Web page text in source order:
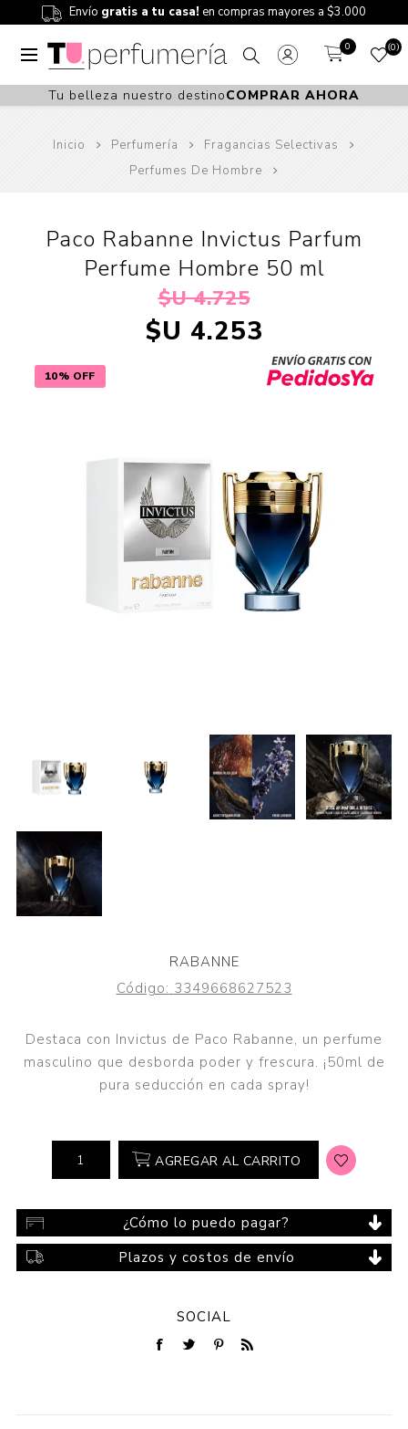
Envío gratis a tu casa! en compras mayores a $3.000
0 0
Tu belleza nuestro destinoCOMPRAR AHORA
Inicio Perfumería
Fragancias Selectivas
Perfumes De Hombre
10% OFF
Paco Rabanne Invictus Parfum
Perfume Hombre 50 ml
$U 4.725
$U 4.253
RABANNE
Código: 3349668627523
Destaca con Invictus de Paco Rabanne, un perfume
masculino que desborda poder y frescura. ¡50ml de
pura seducción en cada spray!
AGREGAR AL CARRITO
¿Cómo lo puedo pagar?
Plazos y costos de envío
SOCIAL